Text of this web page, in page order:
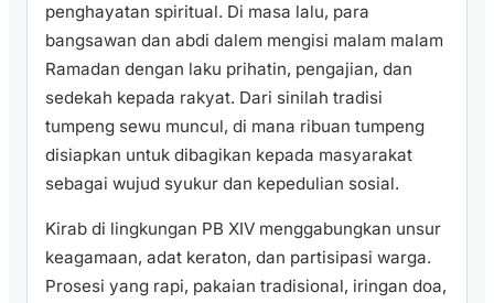
penghayatan spiritual. Di masa lalu, para
bangsawan dan abdi dalem mengisi malam malam
Ramadan dengan laku prihatin, pengajian, dan
sedekah kepada rakyat. Dari sinilah tradisi
tumpeng sewu muncul, di mana ribuan tumpeng
disiapkan untuk dibagikan kepada masyarakat
sebagai wujud syukur dan kepedulian sosial.
Kirab di lingkungan PB XIV menggabungkan unsur
keagamaan, adat keraton, dan partisipasi warga.
Prosesi yang rapi, pakaian tradisional, iringan doa,